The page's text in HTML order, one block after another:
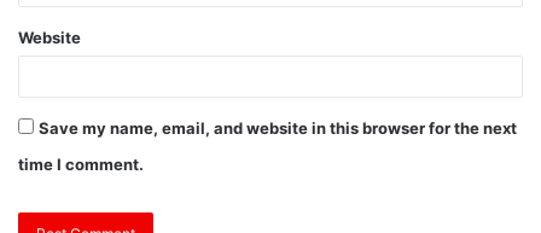
Website
Save my name, email, and website in this browser for the next
time I comment.